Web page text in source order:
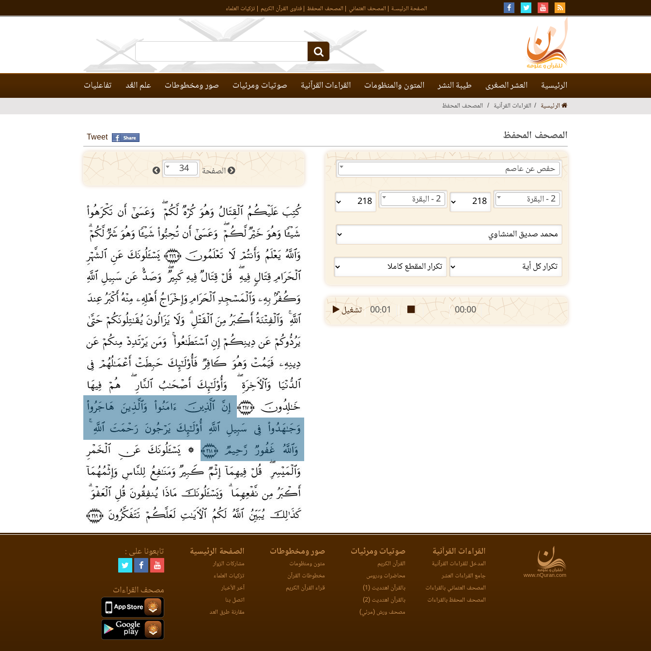
الصفحة الرئيسـة المصحف العثماني المصحف المحفظ فتاوى القرآن الكريم تزكيات العلماء
الرئيسية العشر الصغرى طيبة النشر المتون والمنظومات القراءات القرآنية صوتيات ومرئيات صور ومخطوطات علم العَّد تفاعليات
الرئيسية القراءات القرآنية المصحف المحفظ
المصحف المحفظ Tweet
حفص عن عاصم
2 - البقرة 2 - البقرة
00:00
00:01 تشغيل
الصفحة 34
www.nQuran.com
القراءات القرآنية
المدخل للقراءات القرآنية
جامع القراءات العشر
المصحف العثماني بالقراءات
المصحف المحفظ بالقراءات
صوتيات ومرئيات
القرآن الكريم
محاضرات ودروس
بالقرآن اهتديت (1)
بالقرآن اهتديت (2)
مصحف ورش (مرئي)
صور ومخطوطات
متون ومنظومات
مخطوطات القرآن
قراء القرآن الكريم
الصفحة الرئيسية
مشاركات الزوار
تزكيات العلماء
آخر الأخبار
اتصل بنا
مقارنة طرق العد
تابعونا على :
مصحف القراءات